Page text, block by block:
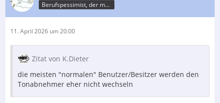
Berufspessimist, der meist recht behält
11. April 2026 um 20:00
Zitat von K.Dieter
die meisten "normalen" Benutzer/Besitzer werden den
Tonabnehmer eher nicht wechseln